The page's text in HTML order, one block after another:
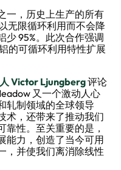
一，历史上生产的所有
无限循环利用而不会降
少 95%。此次合作强调
的可循环利用特性扩展
Victor Ljungberg评论
又一个激动人心
轧制领域的全球领导
术，还带来了推动我们
性。至关重要的是，
能力，创造了当今可用
，并使我们离消除线性